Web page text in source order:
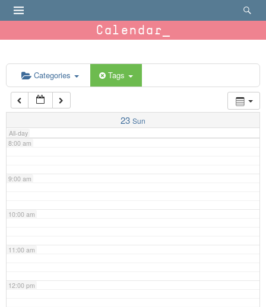
Calendar
Categories Tags
23 Sun
All-day
6:00 am
7:00 am
8:00 am
9:00 am
10:00 am
11:00 am
12:00 pm